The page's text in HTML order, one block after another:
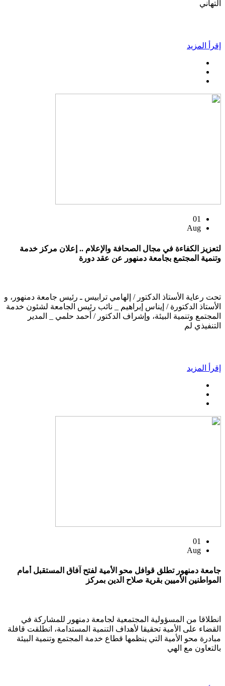
التهاني
إقرأ المزيد
01
Aug
لتعزيز الكفاءة في مجال الصحافة والإعلام .. إعلان مركز خدمة
وتنمية المجتمع بجامعة دمنهور عن عقد دورة
تحت رعاية الأستاذ الدكتور / إلهامي ترابيس ـ رئيس جامعة دمنهور، و
الأستاذ الدكتورة / إيناس إبراهيم _ نائب رئيس الجامعة لشئون خدمة
المجتمع وتنمية البيئة، وإشراف الدكتور / أحمد حلمي _ المدير
التنفيذي لم
إقرأ المزيد
01
Aug
جامعة دمنهور تطلق قوافل محو الأمية لفتح آفاق المستقبل أمام
المواطنين الأميين بقرية صلاح الدين بمركز
انطلاقا من المسؤولية المجتمعية لجامعة دمنهور للمشاركة في
القضاء على الأمية تحقيقا لأهداف التنمية المستدامة، انطلقت قافلة
مبادرة محو الأمية التي ينظمها قطاع خدمة المجتمع وتنمية البيئة
بالتعاون مع الهي